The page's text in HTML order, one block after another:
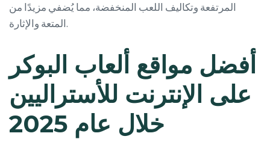
المرتفعة وتكاليف اللعب المنخفضة، مما يُضفي مزيدًا من
المتعة والإثارة.
أفضل مواقع ألعاب البوكر
على الإنترنت للأستراليين
خلال عام 2025